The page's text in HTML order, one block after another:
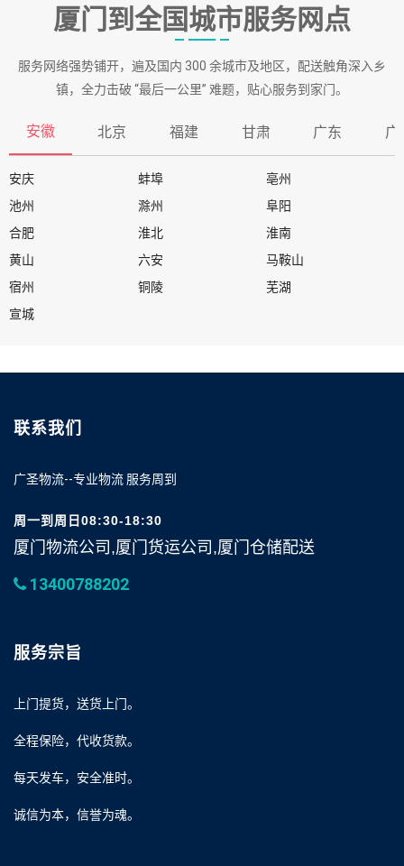
厦门到全国城市服务网点
服务网络强势铺开，遍及国内 300 余城市及地区，配送触角深入乡
镇，全力击破 “最后一公里” 难题，贴心服务到家门。
安徽 北京 福建 甘肃 广东 广
安庆 蚌埠
亳州
池州
滁州
阜阳
合肥
淮北
淮南
黄山
六安
马鞍山
宿州
铜陵
芜湖
宣城
联系我们
广圣物流--专业物流 服务周到
周一到周日08:30-18:30
厦门物流公司,厦门货运公司,厦门仓储配送
13400788202
服务宗旨
上门提货，送货上门。
全程保险，代收货款。
每天发车，安全准时。
诚信为本，信誉为魂。